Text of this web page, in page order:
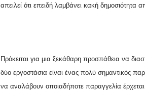
απειλεί ότι επειδή λαμβάνει κακή
Πρόκειται για μια ξεκάθαρη προσπάθεια να
δύο εργοστάσια είναι ένας πολύ σημαντικός
να αναλάβουν οποιαδήποτε παραγγελία